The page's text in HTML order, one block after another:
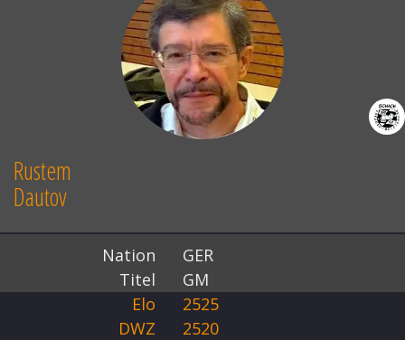
Rustem
Dautov
Nation
GER
Titel
GM
Elo
2525
DWZ
2520